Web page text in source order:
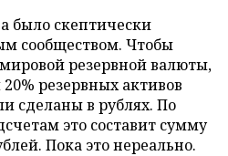
было скептически
сообществом. Чтобы
резервной валюты,
резервных активов
сделаны в рублях. По
это составит сумму
Пока это нереально.